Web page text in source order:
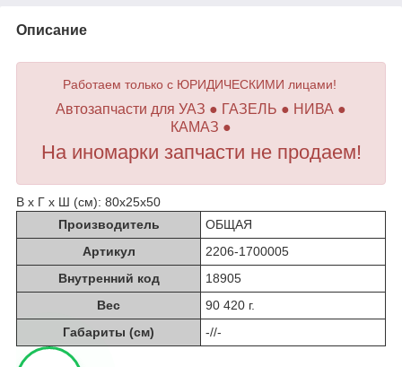
Описание
Работаем только с ЮРИДИЧЕСКИМИ лицами!
Автозапчасти для УАЗ ● ГАЗЕЛЬ ● НИВА ●
КАМАЗ ●
На иномарки запчасти не продаем!
В х Г х Ш (см): 80х25х50
Производитель
ОБЩАЯ
Артикул
2206-1700005
Внутренний код
18905
Вес
90 420 г.
Габариты (см)
-//-